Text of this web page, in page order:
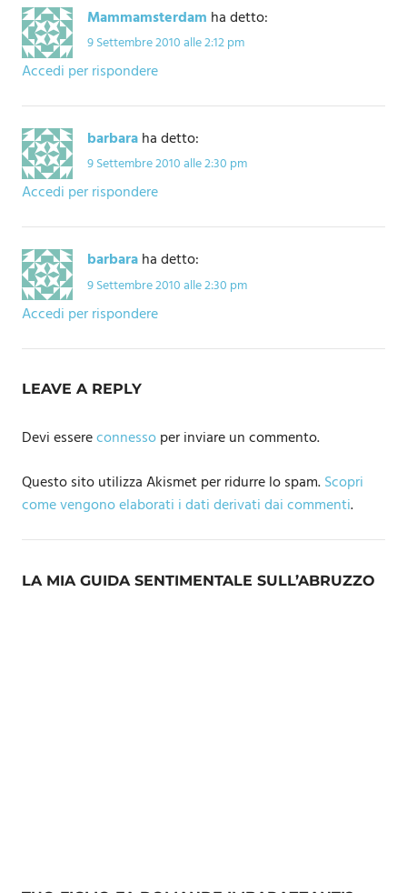
Mammamsterdam ha detto:
9 Settembre 2010 alle 2:12 pm
Accedi per rispondere
barbaraha detto:
9 Settembre 2010 alle 2:30 pm
Accedi per rispondere
barbaraha detto:
9 Settembre 2010 alle 2:30 pm
Accedi per rispondere
LEAVE A REPLY
Devi essereconnessoper inviare un commento.
Questo sito utilizza Akismet per ridurre lo spam.Scopri
come vengono elaborati i dati derivati dai commenti.
LA MIA GUIDA SENTIMENTALE SULL’ABRUZZO